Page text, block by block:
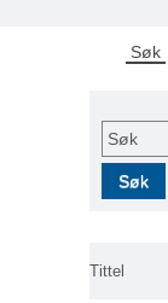
Søk
Søk
Søk
Tittel